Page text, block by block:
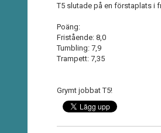
T5 slutade på en förstaplats i
Poäng:
Fristående: 8,0
Tumbling: 7,9
Trampett: 7,35
Grymt jobbat T5!